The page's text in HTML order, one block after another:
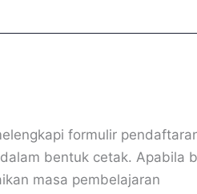
formulir
bentuk cetak. Apabila
masa pembelajaran